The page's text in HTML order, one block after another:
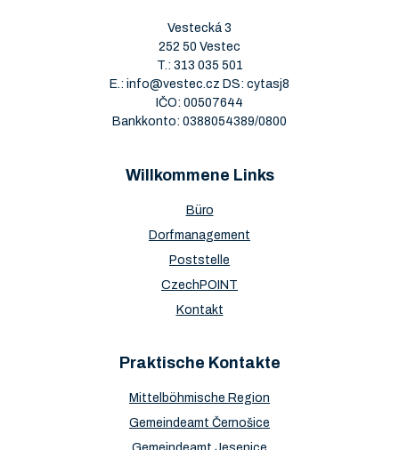
Vestecká 3
252 50 Vestec
T.: 313 035 501
E.: info@vestec.cz DS: cytasj8
IČO: 00507644
Bankkonto: 0388054389/0800
Willkommene Links
Büro
Dorfmanagement
Poststelle
CzechPOINT
Kontakt
Praktische Kontakte
Mittelböhmische Region
Gemeindeamt Černošice